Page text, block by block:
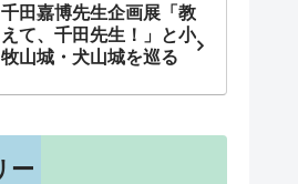
千田嘉博先生企画展「教
えて、千田先生！」と小
牧山城・犬山城を巡る
ー